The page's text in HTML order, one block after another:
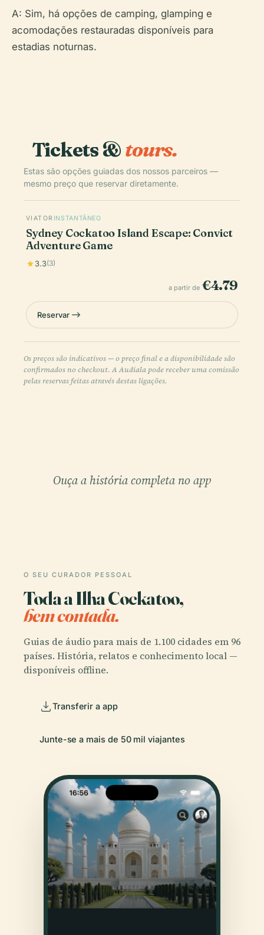
A: Sim, há opções de camping, glamping e
acomodações restauradas disponíveis para
estadias noturnas.
Tickets &tours.
Estas são opções guiadas dos nossos parceiros —
mesmo preço que reservar diretamente.
VIATOR INSTANTÂNEO
Sydney Cockatoo Island Escape: Convict
Adventure Game
3.3(3)
a partir de €4.79
Reservar
Os preços são indicativos — o preço final e a disponibilidade são
confirmados no checkout. A Audiala pode receber uma comissão
pelas reservas feitas através destas ligações.
Ouça a história completa no app
O SEU CURADOR PESSOAL
Toda a Ilha Cockatoo,
bem contada.
Guias de áudio para mais de 1.100 cidades em 96
países. História, relatos e conhecimento local —
disponíveis offline.
Transferir a app
Junte-se a mais de 50 mil viajantes